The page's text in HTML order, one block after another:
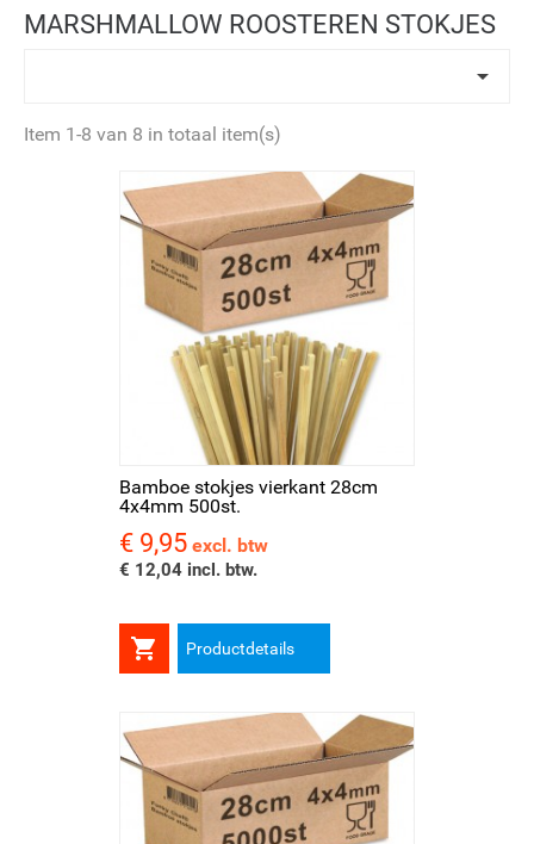
MARSHMALLOW ROOSTEREN STOKJES

Item 1-8 van 8 in totaal item(s)
Bamboe stokjes vierkant 28cm
4x4mm 500st.
Prijs
€ 9,95 excl. btw
€ 12,04 incl. btw.
 Productdetails